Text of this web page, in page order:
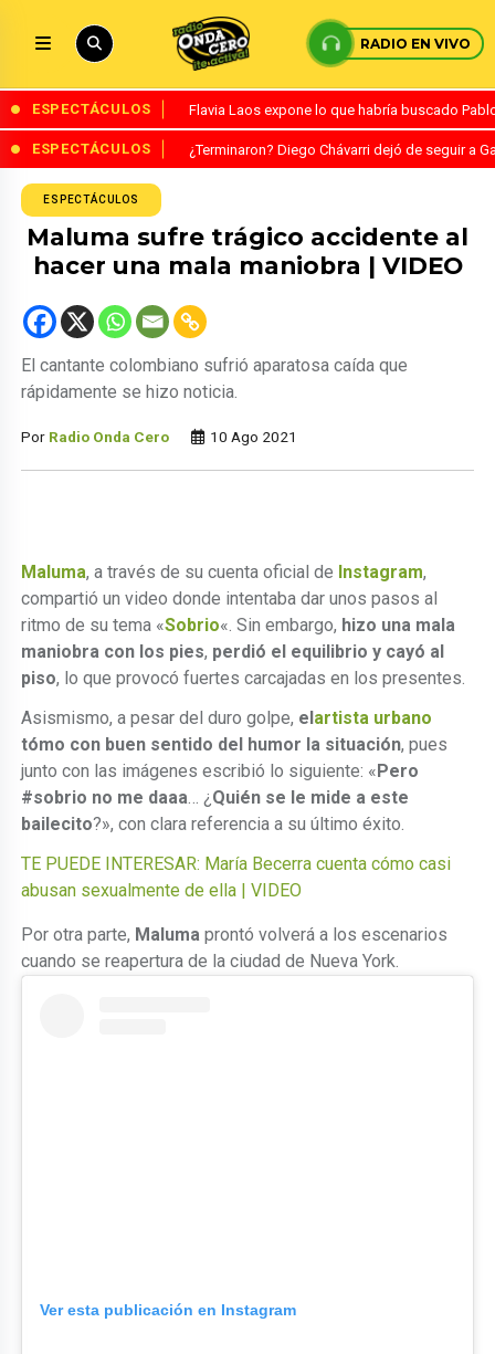
RADIO EN VIVO
ESPECTÁCULOS Flavia Laos expone lo que habría buscado
ESPECTÁCULOS ¿Terminaron? Diego Chávarri dejó de seguir a
ESPECTÁCULOS
Maluma sufre trágico accidente al
hacer una mala maniobra | VIDEO
El cantante colombiano sufrió aparatosa caída que
rápidamente se hizo noticia.
Por Radio Onda Cero 10 Ago 2021
Maluma, a través de su cuenta oficial de Instagram,
compartió un video donde intentaba dar unos pasos al
ritmo de su tema «Sobrio«. Sin embargo, hizo una mala
maniobra con los pies, perdió el equilibrio y cayó al
piso, lo que provocó fuertes carcajadas en los presentes.
Asismismo, a pesar del duro golpe, elartista urbano
tómo con buen sentido del humor la situación, pues
junto con las imágenes escribió lo siguiente: «Pero
#sobrio no me daaa… ¿ Quién se le mide a este
bailecito?», con clara referencia a su último éxito.
TE PUEDE INTERESAR: María Becerra cuenta cómo casi
abusan sexualmente de ella | VIDEO
Por otra parte, Maluma prontó volverá a los escenarios
cuando se reapertura de la ciudad de Nueva York.
Ver esta publicación en Instagram